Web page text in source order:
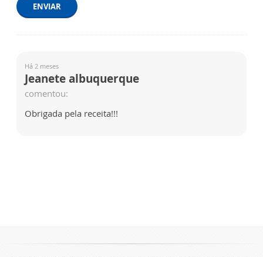
ENVIAR
Há 2 meses
Jeanete albuquerque
comentou:
Obrigada pela receita!!!